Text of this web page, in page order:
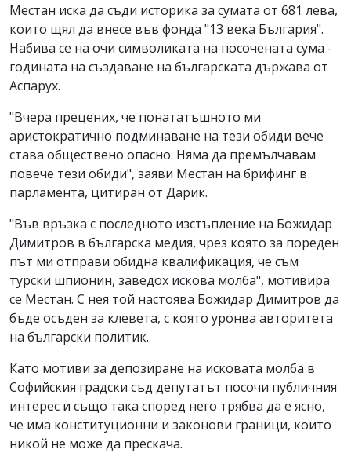
Местан иска да съди историка за сумата от 681 лева,
които щял да внесе във фонда "13 века България".
Набива се на очи символиката на посочената сума -
годината на създаване на българската държава от
Аспарух.
"Вчера прецених, че понататъшното ми
аристократично подминаване на тези обиди вече
става обществено опасно. Няма да премълчавам
повече тези обиди", заяви Местан на брифинг в
парламента, цитиран от Дарик.
"Във връзка с последното изстъпление на Божидар
Димитров в българска медия, чрез която за пореден
път ми отправи обидна квалификация, че съм
турски шпионин, заведох искова молба", мотивира
се Местан. С нея той настоява Божидар Димитров да
бъде осъден за клевета, с която уронва авторитета
на български политик.
Като мотиви за депозиране на исковата молба в
Софийския градски съд депутатът посочи публичния
интерес и също така според него трябва да е ясно,
че има конституционни и законови граници, които
никой не може да прескача.